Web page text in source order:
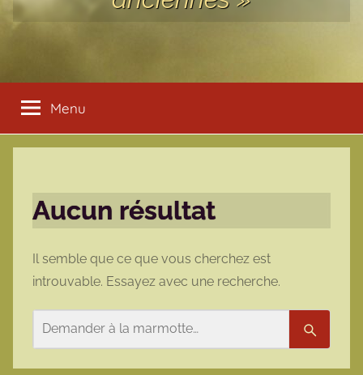
Menu
Aucun résultat
Il semble que ce que vous cherchez est
introuvable. Essayez avec une recherche.